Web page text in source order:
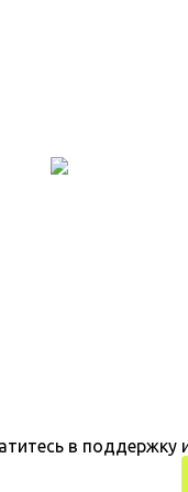
в поддержку